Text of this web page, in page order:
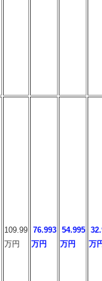
109.99
万円
76.993
万円
54.995
万円
万